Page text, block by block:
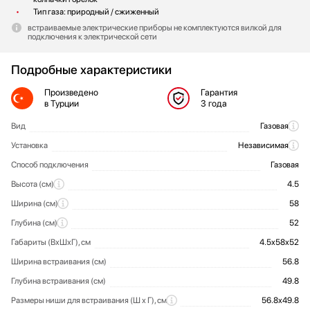
Тип газа: природный / сжиженный
встраиваемые электрические приборы не комплектуются вилкой для
подключения к электрической сети
Подробные характеристики
Произведено
в Турции
Гарантия
3 года
Общие характеристики
Вид
Газовая
Установка
Независимая
Способ подключения
Газовая
Высота (см)
4.5
Ширина (см)
58
Глубина (см)
52
Габариты (ВхШхГ), см
4.5х58х52
Ширина встраивания (см)
56.8
Глубина встраивания (см)
49.8
Размеры ниши для встраивания (Ш х Г), см
56.8х49.8